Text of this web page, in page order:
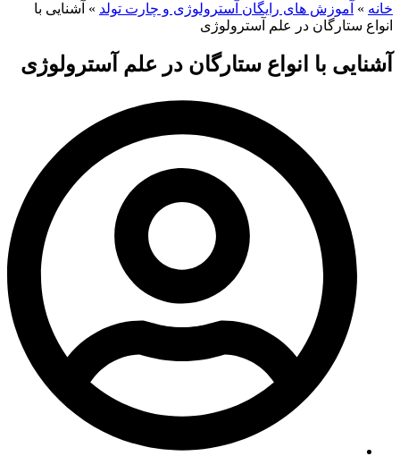
خانه » آموزش های رایگان آسترولوژی و چارت تولد » آشنایی با
انواع ستارگان در علم آسترولوژی
آشنایی با انواع ستارگان در علم آسترولوژی